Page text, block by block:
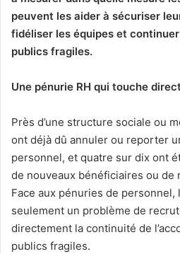
peuvent les aider à sécuriser
fidéliser les équipes et
publics fragiles.
Une pénurie RH qui touche
Près d’une structure sociale ou
ont déjà dû annuler ou reporter
personnel, et quatre sur dix ont
de nouveaux bénéficiaires ou de
Face aux pénuries de personnel,
seulement un problème de
directement la continuité de
publics fragiles.